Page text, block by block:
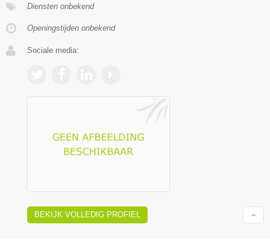
Diensten onbekend
Openingstijden onbekend
Sociale media:
BEKIJK VOLLEDIG PROFIEL